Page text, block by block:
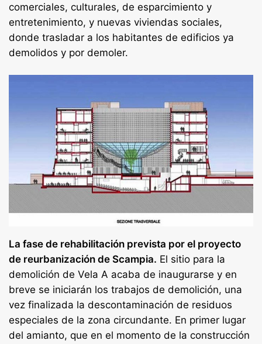
comerciales, culturales, de esparcimiento y
entretenimiento, y nuevas viviendas sociales,
donde trasladar a los habitantes de edificios ya
demolidos y por demoler.
La fase de rehabilitación prevista por el proyecto
de reurbanización de Scampia. El sitio para la
demolición de Vela A acaba de inaugurarse y en
breve se iniciarán los trabajos de demolición, una
vez finalizada la descontaminación de residuos
especiales de la zona circundante. En primer lugar
del amianto, que en el momento de la construcción